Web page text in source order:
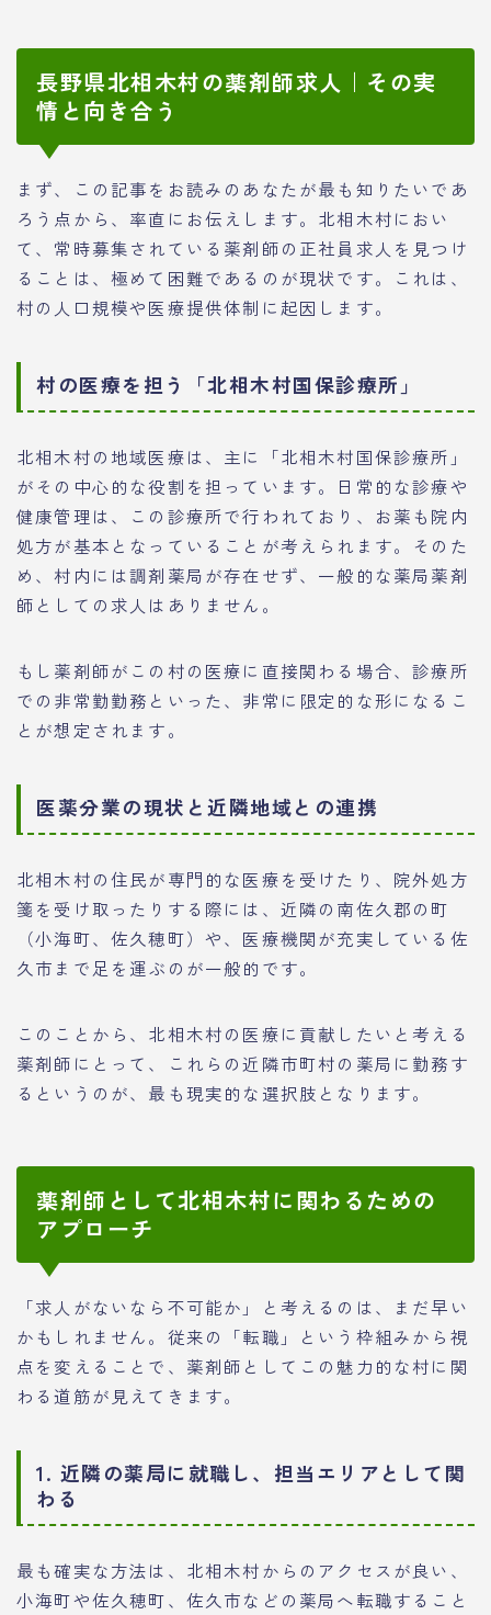
長野県北相木村の薬剤師求人｜その実
情と向き合う
まず、この記事をお読みのあなたが最も知りたいであ
ろう点から、率直にお伝えします。北相木村におい
て、常時募集されている薬剤師の正社員求人を見つけ
ることは、極めて困難であるのが現状です。これは、
村の人口規模や医療提供体制に起因します。
村の医療を担う「北相木村国保診療所」
北相木村の地域医療は、主に「北相木村国保診療所」
がその中心的な役割を担っています。日常的な診療や
健康管理は、この診療所で行われており、お薬も院内
処方が基本となっていることが考えられます。そのた
め、村内には調剤薬局が存在せず、一般的な薬局薬剤
師としての求人はありません。
もし薬剤師がこの村の医療に直接関わる場合、診療所
での非常勤勤務といった、非常に限定的な形になるこ
とが想定されます。
医薬分業の現状と近隣地域との連携
北相木村の住民が専門的な医療を受けたり、院外処方
箋を受け取ったりする際には、近隣の南佐久郡の町
（小海町、佐久穂町）や、医療機関が充実している佐
久市まで足を運ぶのが一般的です。
このことから、北相木村の医療に貢献したいと考える
薬剤師にとって、これらの近隣市町村の薬局に勤務す
るというのが、最も現実的な選択肢となります。
薬剤師として北相木村に関わるための
アプローチ
「求人がないなら不可能か」と考えるのは、まだ早い
かもしれません。従来の「転職」という枠組みから視
点を変えることで、薬剤師としてこの魅力的な村に関
わる道筋が見えてきます。
1. 近隣の薬局に就職し、担当エリアとして関
わる
最も確実な方法は、北相木村からのアクセスが良い、
小海町や佐久穂町、佐久市などの薬局へ転職すること